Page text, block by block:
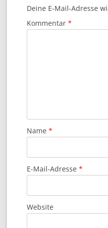
Deine E-Mail-Adresse
Kommentar *
Name *
E-Mail-Adresse *
Website